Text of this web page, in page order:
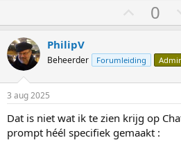
t
m
o
h
o
o
0
PhilipV
Beheerder Forumleiding
3 aug 2025
Dat is niet wat ik te zien krijg op
prompt héél specifiek gemaakt :